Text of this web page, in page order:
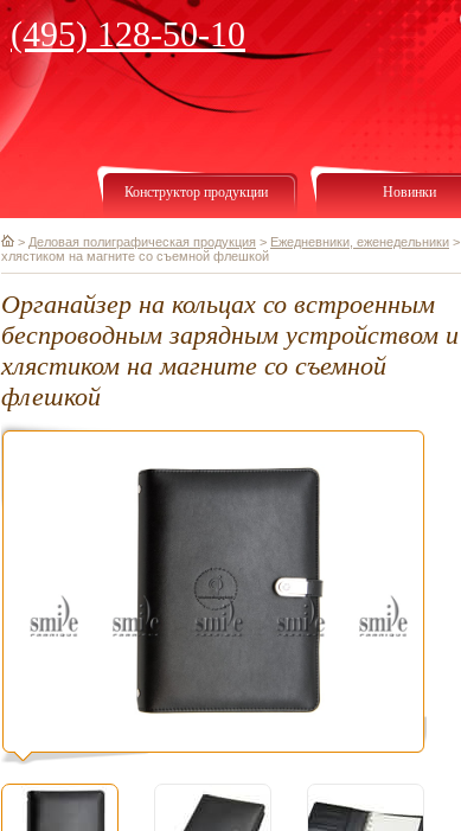
(495) 128-50-10
Конструктор продукции Новинки
> Деловая полиграфическая продукция > Ежедневники, еженедельники >
хлястиком на магните со съемной флешкой
Органайзер на кольцах со встроенным
беспроводным зарядным устройством и
хлястиком на магните со съемной
флешкой